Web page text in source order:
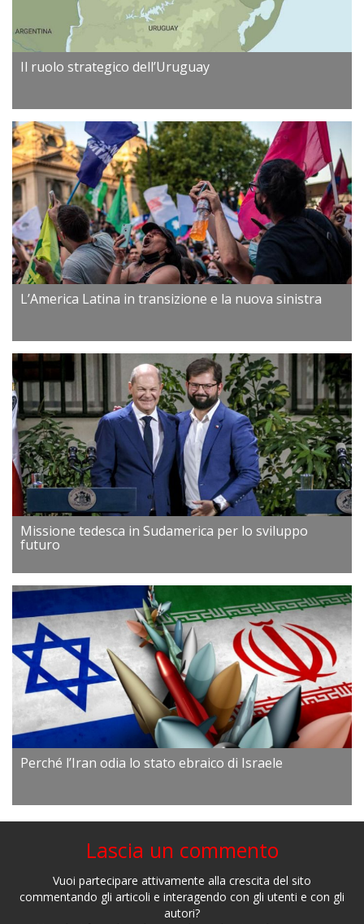
Il ruolo strategico dell’Uruguay
L’America Latina in transizione e la nuova sinistra
Missione tedesca in Sudamerica per lo sviluppo
futuro
Perché l’Iran odia lo stato ebraico di Israele
Lascia un commento
Vuoi partecipare attivamente alla crescita del sito
commentando gli articoli e interagendo con gli utenti e con gli
autori?